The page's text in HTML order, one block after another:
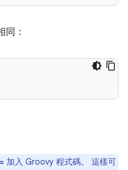
同：
= 加入 Groovy 程式碼。 這樣可